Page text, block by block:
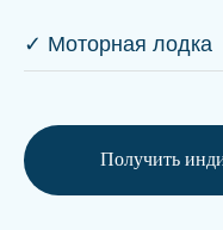
✓ Моторная лодка
Получить